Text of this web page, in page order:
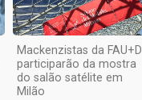
Mackenzistas da FAU+D
participarão da mostra
do salão satélite em
Milão